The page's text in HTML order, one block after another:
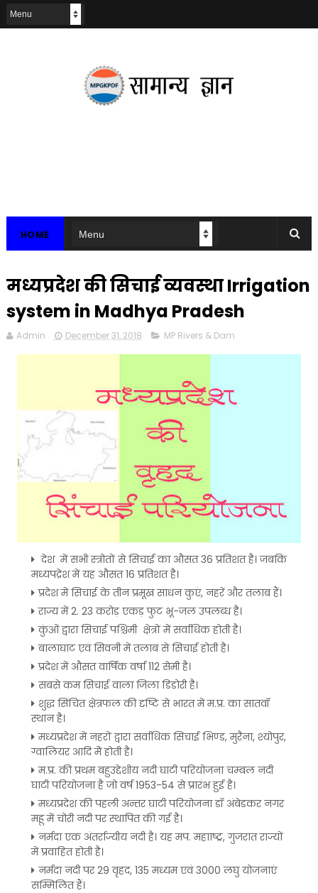
HOME
मध्यप्रदेश की सिचाई व्यवस्था Irrigation
system in Madhya Pradesh
Admin December 31, 2018 MP Rivers & Dam
देश में सभी स्त्रोतों से सिचाई का औसत 36 प्रतिशत है। जबकि
मध्यपद्रेश में यह औसत 16 प्रतिशत है।
प्रदेश में सिचाई के तीन प्रमूख साधन कुएं, नहरें और तलाब हैं।
राज्य में 2. 23 करोड़ एकड़ फुट भू-जल उपलब्ध है।
कुंओं द्वारा सिचाई पश्चिमी क्षेत्रों में सर्वाधिक होती है।
बालाघाट एवं सिवनी में तलाब से सिचाई होती है।
प्रदेश में औसत वार्षिक वर्षा 112 सेमी है।
सबसे कम सिचाई वाला जिला डिडोरी है।
शुद्ध सिंचित क्षेत्रफल की दृष्टि से भारत में म.प्र. का सातवॉ
स्थान है।
मध्यप्रदेश में नहरों द्वारा सर्वाधिक सिचाई भिण्ड, मुरैना, श्योपुर,
ग्वालियर आदि मेें होती है।
म.प्र. की प्रथम बहुउद्देशीय नदी घाटी परियोजना चम्बल नदी
घाटी परियोजना है जो वर्ष 1953-54 से प्रारंभ हुई है।
मध्यप्रदेश की पहली अन्तर घाटी परियोजना डॉ अंबेडकर नगर
महू में चोरी नदी पर स्थापित की गई है।
नर्मदा एक अंतर्राज्यीय नदी है। यह मप. महााष्ट्र, गुजरात राज्यों
में प्रवाहित होती है।
नर्मदा नदी पर 29 वृहद, 135 मध्यम एवं 3000 लघु योजनाएं
सम्मिलित हैं।